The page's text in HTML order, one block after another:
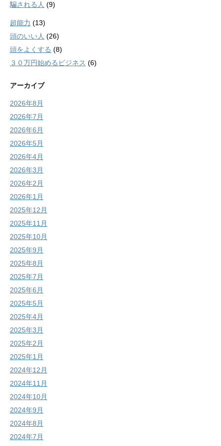
騙される人 (9)
超能力 (13)
頭のいい人 (26)
頭をよくする (8)
３０万円始めるビジネス (6)
アーカイブ
2026年8月
2026年7月
2026年6月
2026年5月
2026年4月
2026年3月
2026年2月
2026年1月
2025年12月
2025年11月
2025年10月
2025年9月
2025年8月
2025年7月
2025年6月
2025年5月
2025年4月
2025年3月
2025年2月
2025年1月
2024年12月
2024年11月
2024年10月
2024年9月
2024年8月
2024年7月